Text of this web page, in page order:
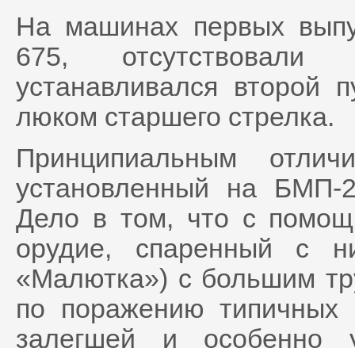
На машинах первых
675,
устанавливался второй
люком старшего стрелка.
Принципиальным
установленный на БМП-
Дело в том, что с
орудие, спаренный с
«Малютка») с большим
по поражению типичных
залегшей и особенно